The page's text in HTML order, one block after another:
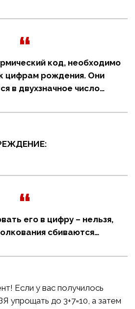
код, необходимо
цифрам рождения. Они
в двухзначное число…
его в цифру – нельзя,
сбиваются…
Если у вас получилось
упрощать до 3+7=10, а затем